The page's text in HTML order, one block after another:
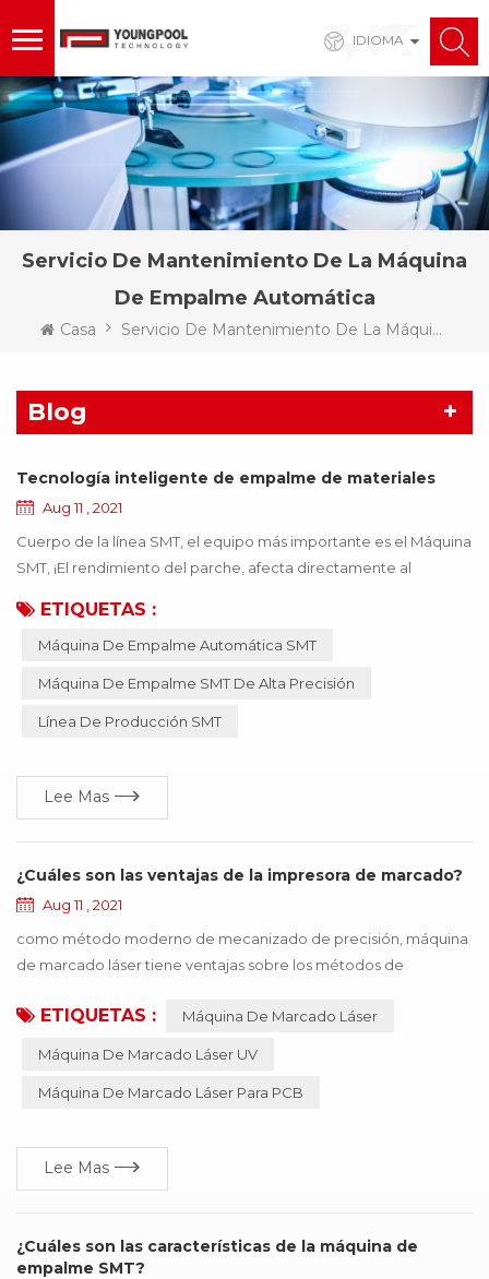
IDIOMA
Servicio De Mantenimiento De La Máquina
De Empalme Automática
Casa Servicio De Mantenimiento De La Máquina De Empalme Automática
Blog
Tecnología inteligente de empalme de materiales
Aug 11 , 2021
Cuerpo de la línea SMT, el equipo más importante es el Máquina
SMT, ¡El rendimiento del parche, afecta directamente al
material inexacto, provocan que la máquina SMT funcione de
manera anormal, todo el producto dejará de funcionar, lo que
evitar mediante la actualización de la ...
ETIQUETAS :
Máquina De Empalme Automática SMT
Máquina De Empalme SMT De Alta Precisión
Línea De Producción SMT
Lee Mas
¿Cuáles son las ventajas de la impresora de marcado?
Aug 11 , 2021
como método moderno de mecanizado de precisión, máquina
de marcado láser tiene ventajas sobre los métodos de
mecánico y la electroerosión. el equipo no requiere
especialmente adecuado para precisión, profundidad,
requisitos de suavidad del campo , tan ampliamente utilizado en
ETIQUETAS : Máquina De Marcado Láser
Máquina De Marcado Láser UV
Máquina De Marcado Láser Para PCB
Lee Mas
¿Cuáles son las características de la máquina de
empalme SMT?